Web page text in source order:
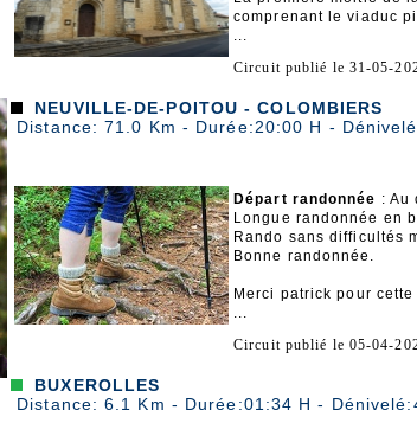
comprenant le viaduc
...
Circuit publié le 31-05-
NEUVILLE-DE-POITOU - COLOMBIERS
Distance: 71.0 Km - Durée:20:00 H -
Départ randonnée : Au
Longue randonnée en
Rando sans difficultés
Bonne randonnée.
Merci patrick pour
...
Circuit publié le 05-04-
BUXEROLLES
Distance: 6.1 Km - Durée:01:34 H -